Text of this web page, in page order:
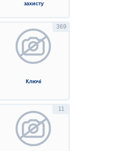
захисту
369
Ключі
11